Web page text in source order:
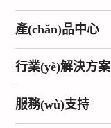
產(chǎn)品中心
行業(yè)解決方案
服務(wù)支持